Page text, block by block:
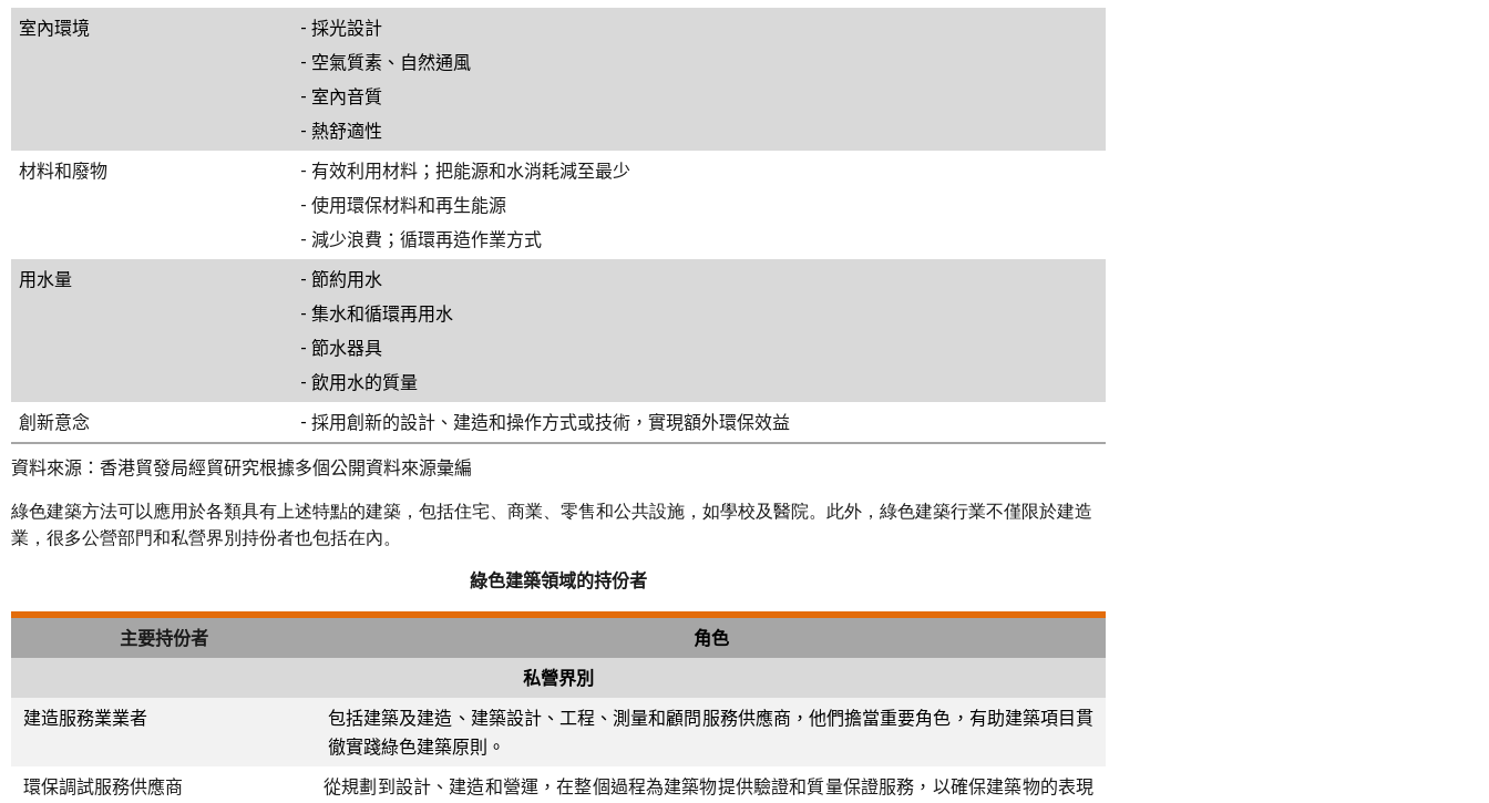
室內環境
- 採光設計
- 空氣質素、自然通風
- 室內音質
- 熱舒適性
材料和廢物
- 有效利用材料；把能源和水消耗減至最少
- 使用環保材料和再生能源
- 減少浪費；循環再造作業方式
用水量
- 節約用水
- 集水和循環再用水
- 節水器具
- 飲用水的質量
創新意念
- 採用創新的設計、建造和操作方式或技術，實現額外環保效益
資料來源：香港貿發局經貿研究根據多個公開資料來源彙編
綠色建築方法可以應用於各類具有上述特點的建築，包括住宅、商業、零售和公共設施，如學校及醫院。此外，綠色建築行業不僅限於建造
業，很多公營部門和私營界別持份者也包括在內。
綠色建築領域的持份者
主要持份者
角色
私營界別
建造服務業業者
包括建築及建造、建築設計、工程、測量和顧問服務供應商，他們擔當重要角色，有助建築項目貫
徹實踐綠色建築原則。
環保調試服務供應商
從規劃到設計、建造和營運，在整個過程為建築物提供驗證和質量保證服務，以確保建築物的表現